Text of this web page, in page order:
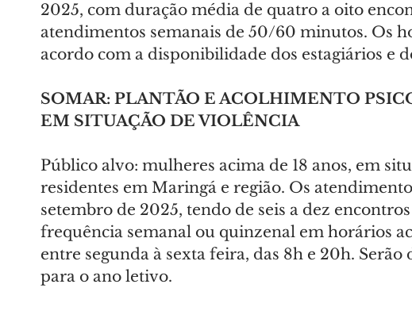
2025, com duração média de quatro a oito
atendimentos semanais de 50/60 minutos. Os
acordo com a disponibilidade dos estagiários e
SOMAR: PLANTÃO E ACOLHIMENTO
EM SITUAÇÃO DE VIOLÊNCIA
Público alvo: mulheres acima de 18 anos, em
residentes em Maringá e região. Os
setembro de 2025, tendo de seis a dez
frequência semanal ou quinzenal em horários
entre segunda à sexta feira, das 8h e 20h.
para o ano letivo.